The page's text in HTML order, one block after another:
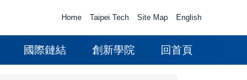
Home Taipei Tech Site Map English
國際鏈結 創新學院 回首頁